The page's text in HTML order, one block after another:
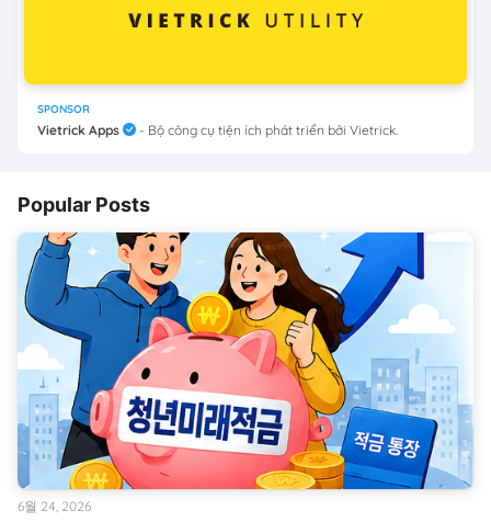
SPONSOR
Vietrick Apps - Bộ công cụ tiện ích phát triển bởi Vietrick.
Popular Posts
6월 24, 2026